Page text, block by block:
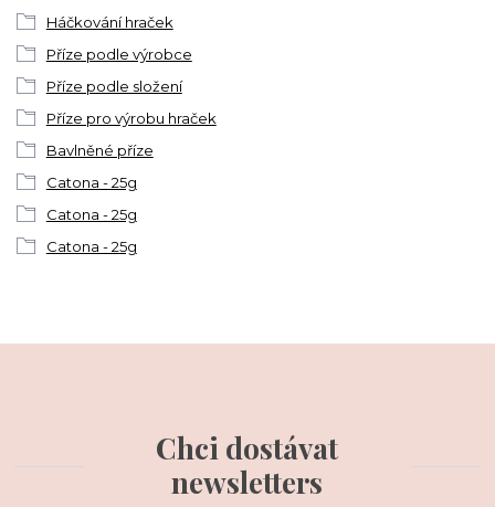
Háčkování hraček
Příze podle výrobce
Příze podle složení
Příze pro výrobu hraček
Bavlněné příze
Catona - 25g
Catona - 25g
Catona - 25g
Chci dostávat
newsletters